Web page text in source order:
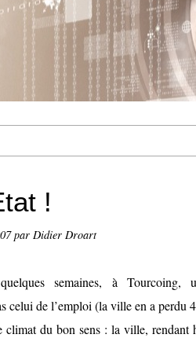
!
par Didier Droart
semaines, à Tourcoing,
celui de l’emploi (la ville en a perdu
climat du bon sens : la ville, rendant